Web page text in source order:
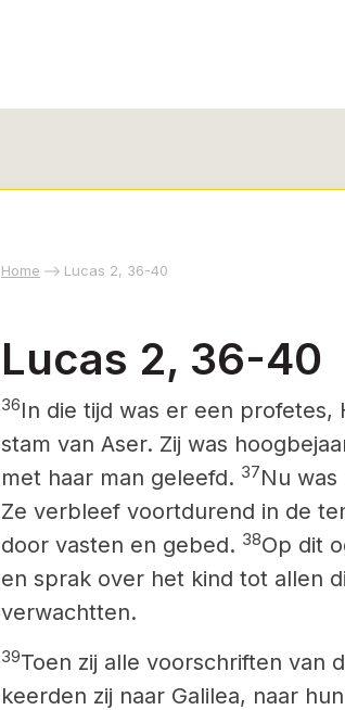
Home Lucas 2, 36-40
Lucas 2, 36-40
36In die tijd was er een profetes,
stam van Aser. Zij was
met haar man geleefd. 37Nu
Ze verbleef voortdurend in de
door vasten en gebed. 38Op dit
en sprak over het kind tot allen
verwachtten.
39Toen zij alle voorschriften van
keerden zij naar Galilea, naar